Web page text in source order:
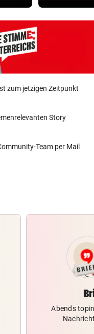
zum jetzigen Zeitpunkt
Story
Team per Mail
Abends